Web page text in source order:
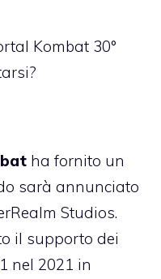
Kombat 30°
ha fornito un
sarà annunciato
Studios.
il supporto dei
nel 2021 in